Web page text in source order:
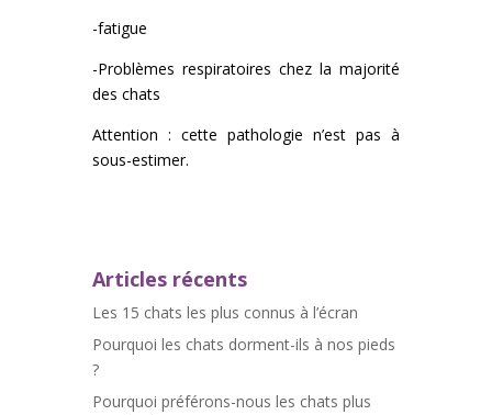
-fatigue
-Problèmes respiratoires chez la majorité
des chats
Attention : cette pathologie n’est pas à
sous-estimer.
Articles récents
Les 15 chats les plus connus à l’écran
Pourquoi les chats dorment-ils à nos pieds
?
Pourquoi préférons-nous les chats plus